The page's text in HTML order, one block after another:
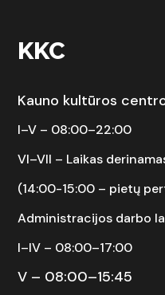
KKC
Kauno kultūros
I–V – 08:00–22:00
VI–VII – Laikas
(14:00-15:00 – pietų
Administracijos darbo
I–IV – 08:00–17:00
V – 08:00–15:45